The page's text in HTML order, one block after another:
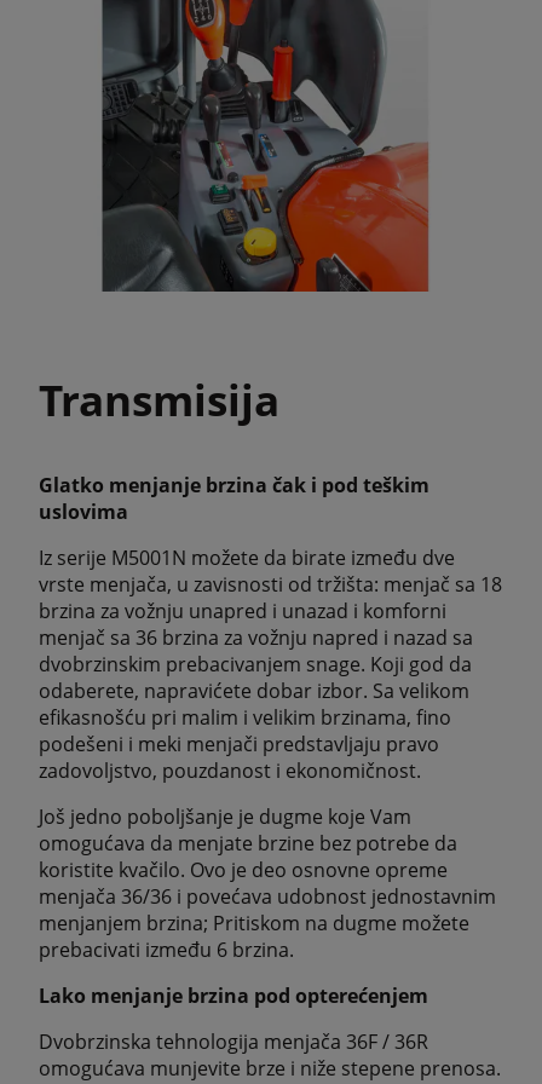
Transmisija
Glatko menjanje brzina čak i pod teškim
uslovima
Iz serije M5001N možete da birate između dve
vrste menjača, u zavisnosti od tržišta: menjač sa 18
brzina za vožnju unapred i unazad i komforni
menjač sa 36 brzina za vožnju napred i nazad sa
dvobrzinskim prebacivanjem snage. Koji god da
odaberete, napravićete dobar izbor. Sa velikom
efikasnošću pri malim i velikim brzinama, fino
podešeni i meki menjači predstavljaju pravo
zadovoljstvo, pouzdanost i ekonomičnost.
Još jedno poboljšanje je dugme koje Vam
omogućava da menjate brzine bez potrebe da
koristite kvačilo. Ovo je deo osnovne opreme
menjača 36/36 i povećava udobnost jednostavnim
menjanjem brzina; Pritiskom na dugme možete
prebacivati između 6 brzina.
Lako menjanje brzina pod opterećenjem
Dvobrzinska tehnologija menjača 36F / 36R
omogućava munjevite brze i niže stepene prenosa.